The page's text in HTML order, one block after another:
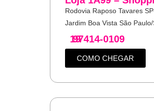
Rodovia Raposo Tavares
Jardim Boa Vista São Paulo/
19
97414-0109
COMO CHEGAR